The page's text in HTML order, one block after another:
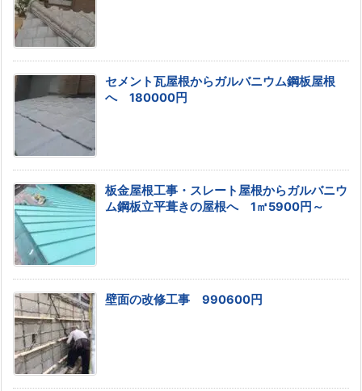
セメント瓦屋根からガルバニウム鋼板屋根
へ 180000円
板金屋根工事・スレート屋根からガルバニウ
ム鋼板立平葺きの屋根へ 1㎡5900円～
壁面の改修工事 990600円